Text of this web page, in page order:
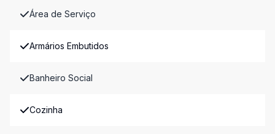
Área de Serviço
Armários Embutidos
Banheiro Social
Cozinha